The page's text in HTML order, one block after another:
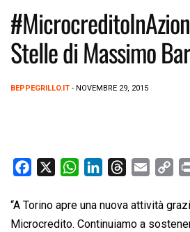
Stelle di Massimo
BEPPEGRILLO.IT - NOVEMBRE 29, 2015
c
e
W
a
t
n
k
r
e
a
i
p
y
“A Torino apre una nuova attività
Microcredito. Continuiamo a